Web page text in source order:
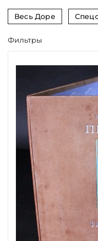
Весь Доре
Обрез
Тиснение
Цвет
Пол и возраст
Кому
Повод
Религия
Переплёт
Наличие
Фильтры